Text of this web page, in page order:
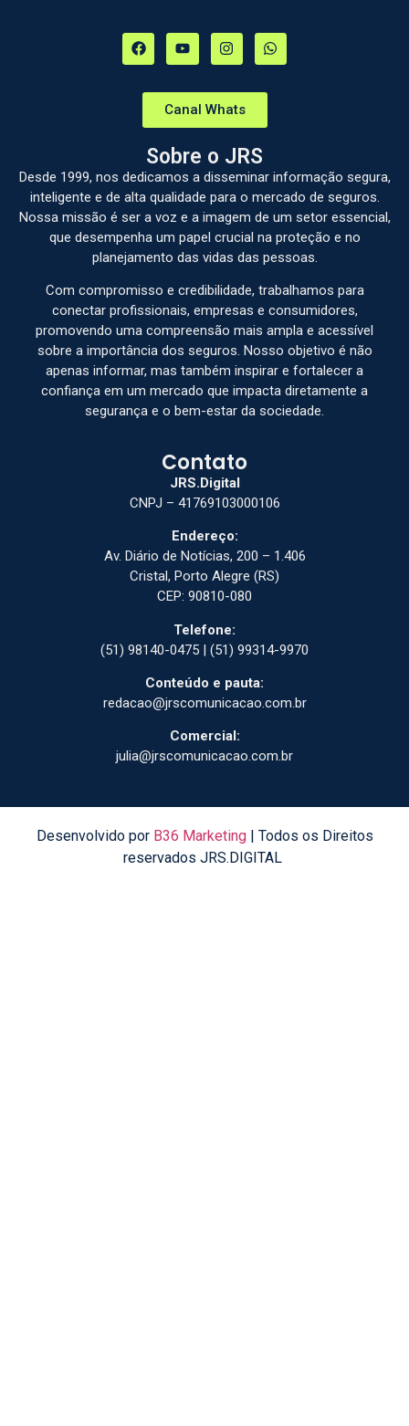
Canal Whats
Sobre o JRS
Desde 1999, nos dedicamos a disseminar informação segura,
inteligente e de alta qualidade para o mercado de seguros.
Nossa missão é ser a voz e a imagem de um setor essencial,
que desempenha um papel crucial na proteção e no
planejamento das vidas das pessoas.
Com compromisso e credibilidade, trabalhamos para
conectar profissionais, empresas e consumidores,
promovendo uma compreensão mais ampla e acessível
sobre a importância dos seguros. Nosso objetivo é não
apenas informar, mas também inspirar e fortalecer a
confiança em um mercado que impacta diretamente a
segurança e o bem-estar da sociedade.
Contato
JRS.Digital
CNPJ – 41769103000106
Endereço:
Av. Diário de Notícias, 200 – 1.406
Cristal, Porto Alegre (RS)
CEP: 90810-080
Telefone:
(51) 98140-0475 | (51) 99314-9970
Conteúdo e pauta:
redacao@jrscomunicacao.com.br
Comercial:
julia@jrscomunicacao.com.br
Desenvolvido por B36 Marketing| Todos os Direitos
reservados JRS.DIGITAL